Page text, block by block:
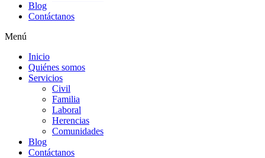
Blog
Contáctanos
Menú
Inicio
Quiénes somos
Servicios
Civil
Familia
Laboral
Herencias
Comunidades
Blog
Contáctanos